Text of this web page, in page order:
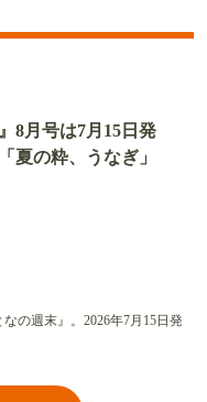
8月号は7月15日発
の粋、うなぎ」
の週末』。2026年7月15日発